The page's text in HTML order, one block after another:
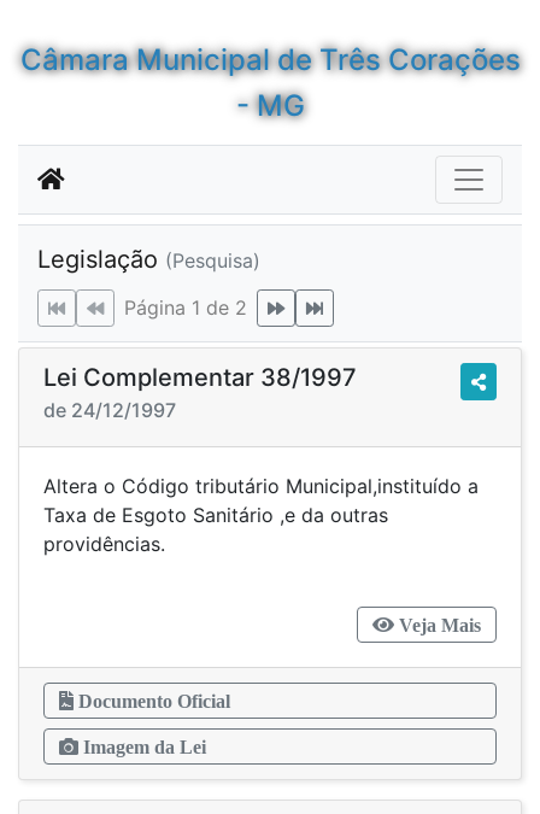
Câmara Municipal de Três Corações
- MG
Legislação (Pesquisa)
Página 1 de 2
Lei Complementar 38/1997
de 24/12/1997
Altera o Código tributário Municipal,instituído a
Taxa de Esgoto Sanitário ,e da outras
providências.
Veja Mais
Documento Oficial
Imagem da Lei